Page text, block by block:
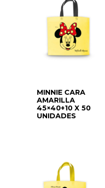
MINNIE CARA
AMARILLA
45×40+10 X 50
UNIDADES